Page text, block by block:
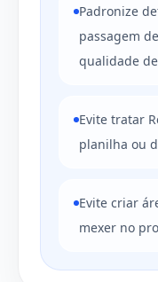
Padronize
passagem
qualidade
Evite tratar
planilha ou
Evite criar
mexer no